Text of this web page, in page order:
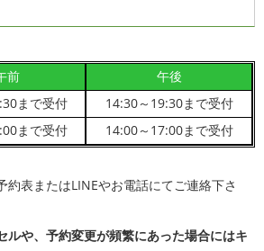
前
午後
まで受付
14:30～19:30まで受付
まで受付
14:00～17:00まで受付
約表またはLINEやお電話にてご連絡下さ
ルや、予約変更が頻繁にあった場合にはキ